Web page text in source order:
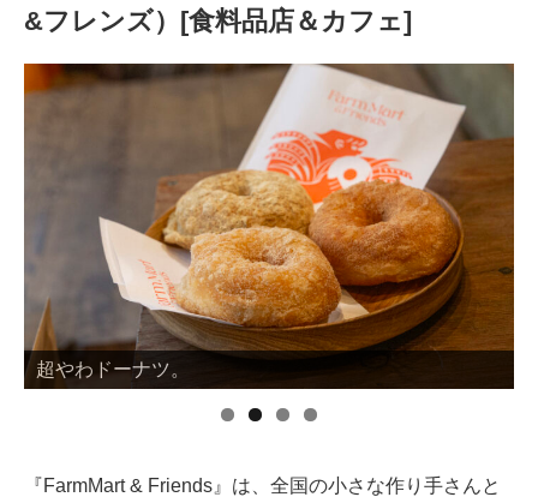
&フレンズ）[食料品店＆カフェ]
超やわドーナツ。
『FarmMart & Friends』は、全国の小さな作り手さんと